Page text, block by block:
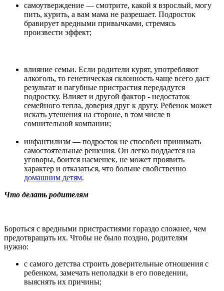
самоутверждение — смотрите, какой я взрослый, могу
пить, курить, а вам мама не разрешает. Подросток
бравирует вредными привычками, стремясь
произвести эффект;
влияние семьи. Если родители курят, употребляют
алкоголь, то генетическая склонность чаще всего даст
результат и пагубные пристрастия передадутся
подростку. Влияет и другой фактор - недостаток
семейного тепла, доверия друг к другу. Ребенок может
искать утешения на стороне, в том числе в
сомнительной компании;
инфантилизм — подросток не способен принимать
самостоятельные решения. Он легко поддается на
уговоры, боится насмешек, не может проявить
характер и отказаться, что больше свойственно
домашним детям.
Что делать родителям
Бороться с вредными пристрастиями гораздо сложнее, чем
предотвращать их. Чтобы не было поздно, родителям
нужно:
с самого детства строить доверительные отношения с
ребенком, замечать неполадки в его поведении,
выяснять их причины;